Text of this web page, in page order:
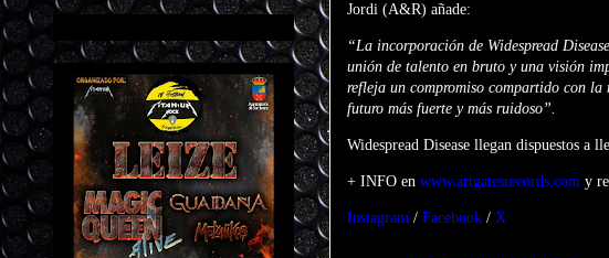
Jordi (A&R) añade:
“La incorporación de Widespread
unión de talento en bruto y una visión
refleja un compromiso compartido con la
futuro más fuerte y más ruidoso”.
Widespread Disease llegan dispuestos a
+ INFO en www.artgatesrecords.com y
Instagram / Facebook / X